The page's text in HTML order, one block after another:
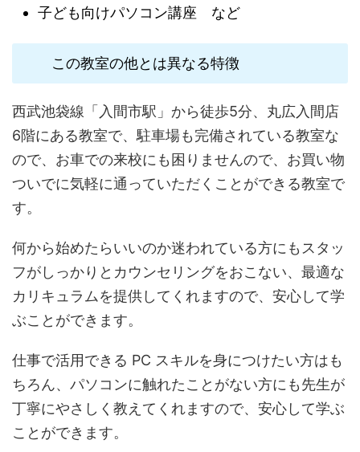
子ども向けパソコン講座 など
この教室の他とは異なる特徴
西武池袋線「入間市駅」から徒歩5分、丸広入間店
6階にある教室で、駐車場も完備されている教室な
ので、お車での来校にも困りませんので、お買い物
ついでに気軽に通っていただくことができる教室で
す。
何から始めたらいいのか迷われている方にもスタッ
フがしっかりとカウンセリングをおこない、最適な
カリキュラムを提供してくれますので、安心して学
ぶことができます。
仕事で活用できる PC スキルを身につけたい方はも
ちろん、パソコンに触れたことがない方にも先生が
丁寧にやさしく教えてくれますので、安心して学ぶ
ことができます。